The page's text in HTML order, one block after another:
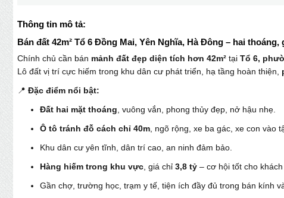
Thông tin mô tả:
Bán đất 42m² Tổ 6 Đồng Mai, Yên Nghĩa, Hà Đông – hai thoáng,
Chính chủ cần bán mảnh đất đẹp diện tích hơn 42m² tại Tổ 6,
Lô đất vị trí cực hiếm trong khu dân cư phát triển, hạ tầng hoàn thiện,
📍 Đặc điểm nổi bật:
Đất hai mặt thoáng , vuông vắn, phong thủy đẹp, nở hậu nhẹ.
Ô tô tránh đỗ cách chỉ 40m , ngõ rộng, xe ba gác, xe con vào
Khu dân cư yên tĩnh, dân trí cao, an ninh đảm bảo.
Hàng hiếm trong khu vực , giá chỉ 3,8 tỷ – cơ hội tốt cho
Gần chợ, trường học, trạm y tế, tiện ích đầy đủ trong bán kính